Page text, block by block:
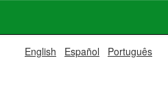
English Español Português